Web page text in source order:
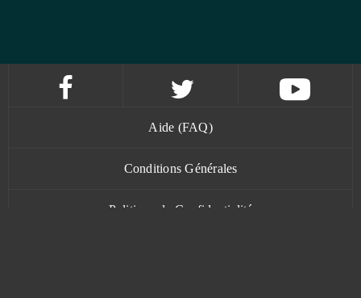
Aide (FAQ)
Conditions Générales
Politique de Confidentialité